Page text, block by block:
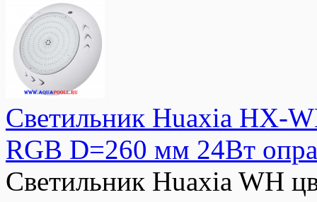
Светильник Huaxia HX-
RGB D=260 мм 24Вт
Светильник Huaxia WH